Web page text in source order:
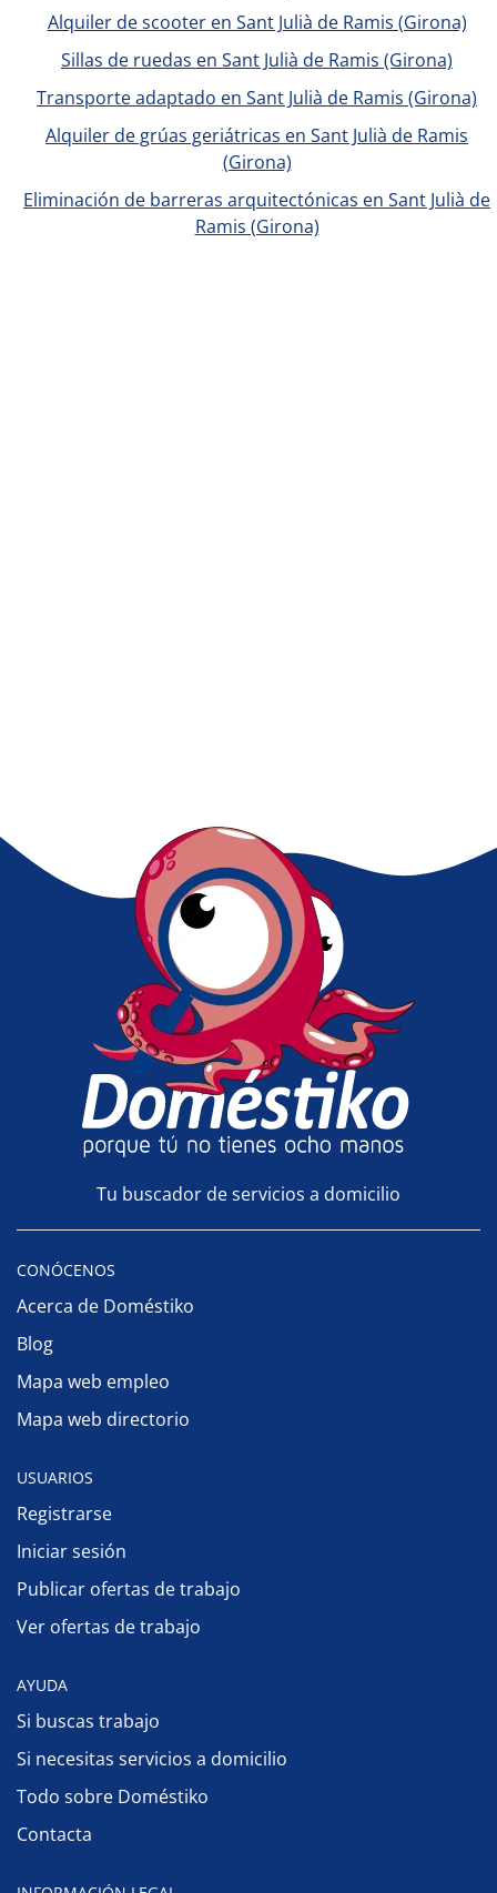
Alquiler de scooter en Sant Julià de Ramis (Girona)
Sillas de ruedas en Sant Julià de Ramis (Girona)
Transporte adaptado en Sant Julià de Ramis (Girona)
Alquiler de grúas geriátricas en Sant Julià de Ramis
(Girona)
Eliminación de barreras arquitectónicas en Sant Julià de
Ramis (Girona)
Tu buscador de servicios a domicilio
CONÓCENOS
Acerca de Doméstiko
Blog
Mapa web empleo
Mapa web directorio
USUARIOS
Registrarse
Iniciar sesión
Publicar ofertas de trabajo
Ver ofertas de trabajo
AYUDA
Si buscas trabajo
Si necesitas servicios a domicilio
Todo sobre Doméstiko
Contacta